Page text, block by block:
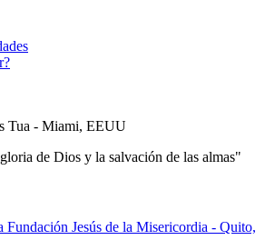
de Dios y la salvación de las almas"